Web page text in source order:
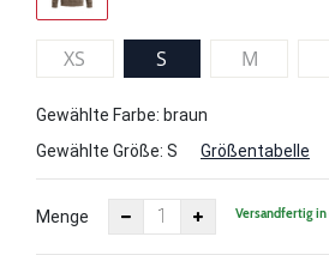
XS S M
Gewählte Farbe: braun
Gewählte Größe: S Größentabelle
Menge Versandfertig